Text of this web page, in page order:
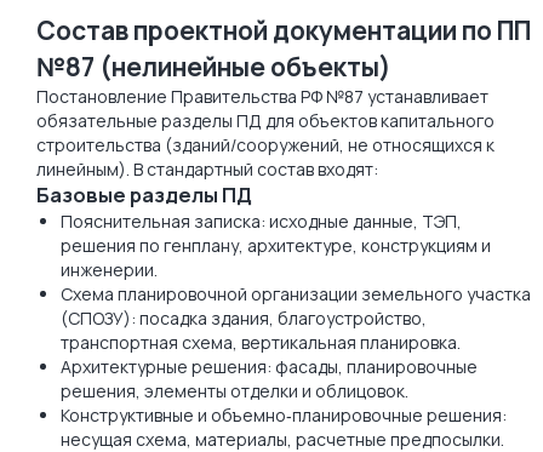
Состав проектной документации по ПП
№87 (нелинейные объекты)
Постановление Правительства РФ №87 устанавливает
обязательные разделы ПД для объектов капитального
строительства (зданий/сооружений, не относящихся к
линейным). В стандартный состав входят:
Базовые разделы ПД
Пояснительная записка: исходные данные, ТЭП,
решения по генплану, архитектуре, конструкциям и
инженерии.
Схема планировочной организации земельного участка
(СПОЗУ): посадка здания, благоустройство,
транспортная схема, вертикальная планировка.
Архитектурные решения: фасады, планировочные
решения, элементы отделки и облицовок.
Конструктивные и объемно‑планировочные решения:
несущая схема, материалы, расчетные предпосылки.